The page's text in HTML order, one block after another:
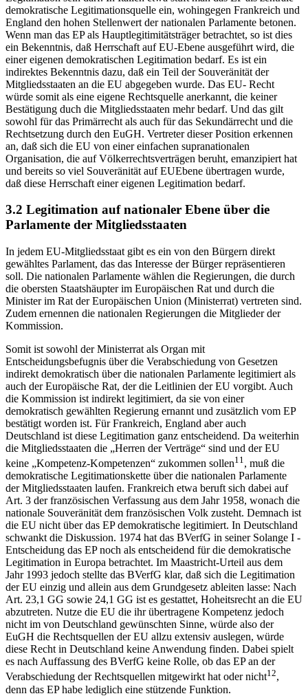
demokratische Legitimationsquelle ein, wohingegen Frankreich und
England den hohen Stellenwert der nationalen Parlamente betonen.
Wenn man das EP als Hauptlegitimitätsträger betrachtet, so ist dies
ein Bekenntnis, daß Herrschaft auf EU-Ebene ausgeführt wird, die
einer eigenen demokratischen Legitimation bedarf. Es ist ein
indirektes Bekenntnis dazu, daß ein Teil der Souveränität der
Mitgliedsstaaten an die EU abgegeben wurde. Das EU- Recht
würde somit als eine eigene Rechtsquelle anerkannt, die keiner
Bestätigung duch die Mitgliedsstaaten mehr bedarf. Und das gilt
sowohl für das Primärrecht als auch für das Sekundärrecht und die
Rechtsetzung durch den EuGH. Vertreter dieser Position erkennen
an, daß sich die EU von einer einfachen supranationalen
Organisation, die auf Völkerrechtsverträgen beruht, emanzipiert hat
und bereits so viel Souveränität auf EUEbene übertragen wurde,
daß diese Herrschaft einer eigenen Legitimation bedarf.
3.2 Legitimation auf nationaler Ebene über die
Parlamente der Mitgliedsstaaten
In jedem EU-Mitgliedsstaat gibt es ein von den Bürgern direkt
gewähltes Parlament, das das Interesse der Bürger repräsentieren
soll. Die nationalen Parlamente wählen die Regierungen, die durch
die obersten Staatshäupter im Europäischen Rat und durch die
Minister im Rat der Europäischen Union (Ministerrat) vertreten sind.
Zudem ernennen die nationalen Regierungen die Mitglieder der
Kommission.
Somit ist sowohl der Ministerrat als Organ mit
Entscheidungsbefugnis über die Verabschiedung von Gesetzen
indirekt demokratisch über die nationalen Parlamente legitimiert als
auch der Europäische Rat, der die Leitlinien der EU vorgibt. Auch
die Kommission ist indirekt legitimiert, da sie von einer
demokratisch gewählten Regierung ernannt und zusätzlich vom EP
bestätigt worden ist. Für Frankreich, England aber auch
Deutschland ist diese Legitimation ganz entscheidend. Da weiterhin
die Mitgliedsstaaten die „Herren der Verträge“ sind und der EU
keine „Kompetenz-Kompetenzen“ zukommen sollen11, muß die
demokratische Legitimationskette über die nationalen Parlamente
der Mitgliedsstaaten laufen. Frankreich etwa beruft sich dabei auf
Art. 3 der französischen Verfassung aus dem Jahr 1958, wonach die
nationale Souveränität dem französischen Volk zusteht. Demnach ist
die EU nicht über das EP demokratische legitimiert. In Deutschland
schwankt die Diskussion. 1974 hat das BVerfG in seiner Solange I -
Entscheidung das EP noch als entscheidend für die demokratische
Legitimation in Europa betrachtet. Im Maastricht-Urteil aus dem
Jahr 1993 jedoch stellte das BVerfG klar, daß sich die Legitimation
der EU einzig und allein aus dem Grundgesetz ableiten lasse: Nach
Art. 23,1 GG sowie 24,1 GG ist es gestattet, Hoheitsrecht an die EU
abzutreten. Nutze die EU die ihr übertragene Kompetenz jedoch
nicht im von Deutschland gewünschten Sinne, würde also der
EuGH die Rechtsquellen der EU allzu extensiv auslegen, würde
diese Recht in Deutschland keine Anwendung finden. Dabei spielt
es nach Auffassung des BVerfG keine Rolle, ob das EP an der
Verabschiedung der Rechtsquellen mitgewirkt hat oder nicht12,
denn das EP habe lediglich eine stützende Funktion.